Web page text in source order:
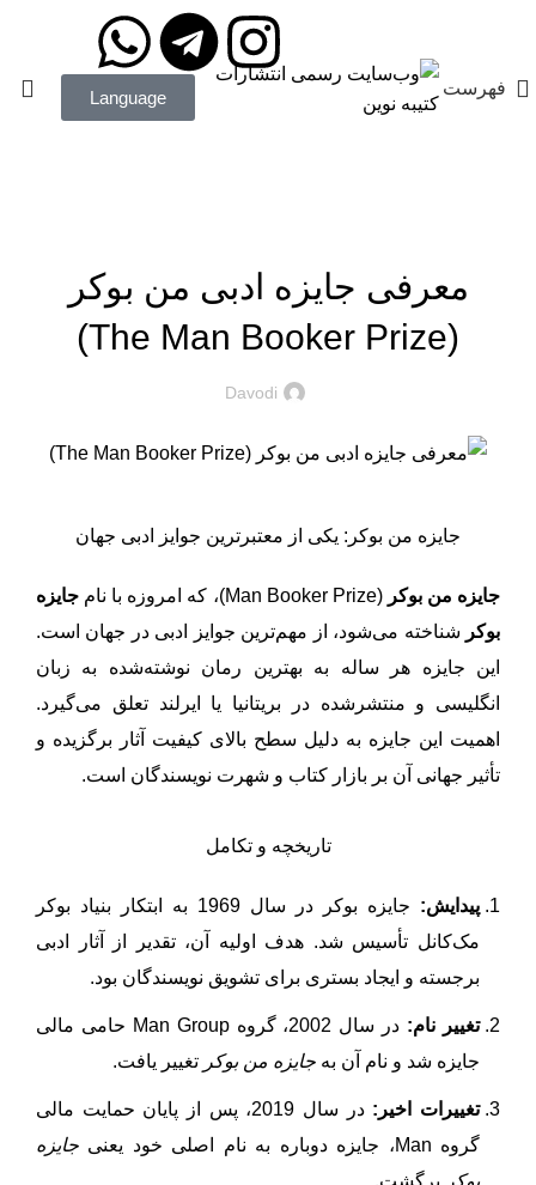
فهرست Language
معرفی جایزه ادبی من بوکر
(The Man Booker Prize)
Davodi
جایزه من بوکر: یکی از معتبرترین جوایز ادبی جهان
جایزه من بوکر (Man Booker Prize)، که امروزه با نام
جایزه
بوکر شناخته می‌شود، از مهم‌ترین جوایز ادبی در جهان است.
این جایزه هر ساله به بهترین رمان نوشته‌شده به زبان
انگلیسی و منتشرشده در بریتانیا یا ایرلند تعلق می‌گیرد.
اهمیت این جایزه به دلیل سطح بالای کیفیت آثار برگزیده و
تأثیر جهانی آن بر بازار کتاب و شهرت نویسندگان است.
تاریخچه و تکامل
پیدایش:
جایزه بوکر در سال 1969 به ابتکار بنیاد بوکر
مک‌کانل تأسیس شد. هدف اولیه آن، تقدیر از آثار ادبی
برجسته و ایجاد بستری برای تشویق نویسندگان بود.
تغییر نام:
در سال 2002، گروه Man Group حامی مالی
جایزه شد و نام آن به جایزه من بوکر تغییر یافت.
تغییرات اخیر:
در سال 2019، پس از پایان حمایت مالی
گروه Man، جایزه دوباره به نام اصلی خود یعنی
جایزه
بوکر برگشت.